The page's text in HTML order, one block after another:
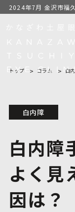
2024年7月 金沢市福
トップ コラム
白内障
白内障
よく見
因は？